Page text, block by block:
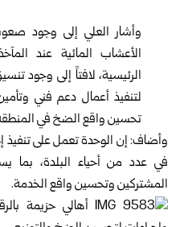
وأشار العلي إلى وجود
الأعشاب المائية عند
الرئيسية، لافتاً إلى وجود
لتنفيذ أعمال دعم فني
تحسين واقع الضخ في
وأضاف: إن الوحدة تعمل على تنفيذ
في عدد من أحياء البلدة، بما
المشتركين وتحسين واقع الخدمة.